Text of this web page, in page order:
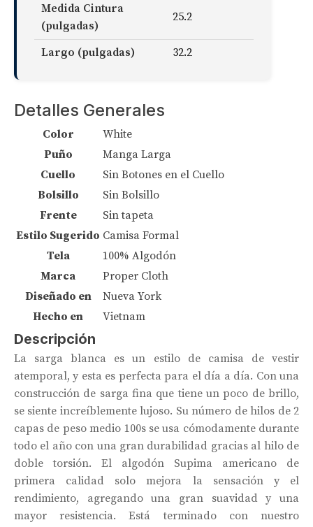
Medida Cintura
(pulgadas)
25.2
Largo (pulgadas) 32.2
Detalles Generales
Color
White
Puño
Manga Larga
Cuello
Sin Botones en el Cuello
Bolsillo
Sin Bolsillo
Frente
Sin tapeta
Estilo Sugerido Camisa Formal
Tela
100% Algodón
Marca
Proper Cloth
Diseñado en
Nueva York
Hecho en
Vietnam
Descripción
La sarga blanca es un estilo de camisa de vestir
atemporal, y esta es perfecta para el día a día. Con una
construcción de sarga fina que tiene un poco de brillo,
se siente increíblemente lujoso. Su número de hilos de 2
capas de peso medio 100s se usa cómodamente durante
todo el año con una gran durabilidad gracias al hilo de
doble torsión. El algodón Supima americano de
primera calidad solo mejora la sensación y el
rendimiento, agregando una gran suavidad y una
mayor resistencia. Está terminado con nuestro